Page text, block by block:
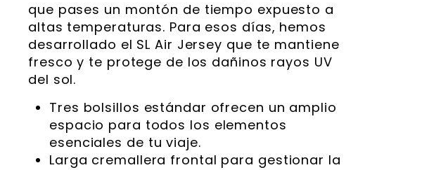
que pases un montón de tiempo expuesto a
altas temperaturas. Para esos días, hemos
desarrollado el SL Air Jersey que te mantiene
fresco y te protege de los dañinos rayos UV
del sol.
Tres bolsillos estándar ofrecen un amplio
espacio para todos los elementos
esenciales de tu viaje.
Larga cremallera frontal para gestionar la